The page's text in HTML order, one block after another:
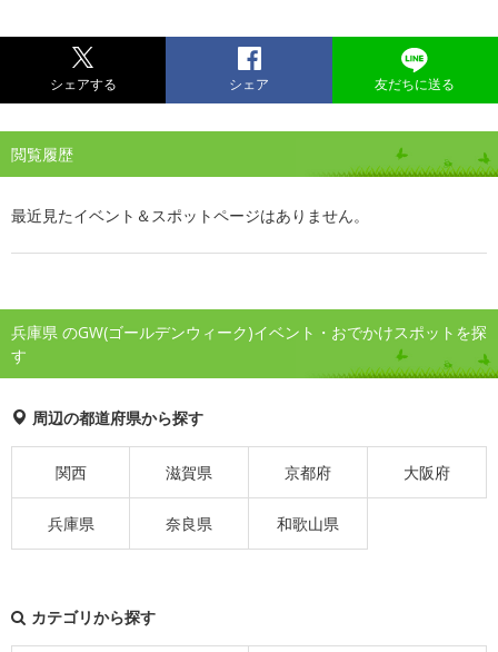
シェアする シェア 友だちに送る
閲覧履歴
最近見たイベント＆スポットページはありません。
兵庫県 のGW(ゴールデンウィーク)イベント・おでかけスポットを探
す
周辺の都道府県から探す
関西 滋賀県 京都府 大阪府
兵庫県 奈良県 和歌山県
カテゴリから探す